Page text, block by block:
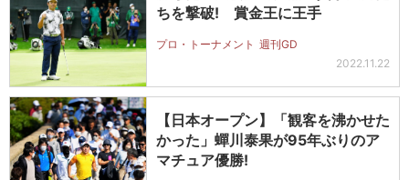
ちを撃破! 賞金王に王手
プロ・トーナメント 週刊GD
2022.11.22
【日本オープン】「観客を沸かせた
かった」蟬川泰果が95年ぶりのア
マチュア優勝!